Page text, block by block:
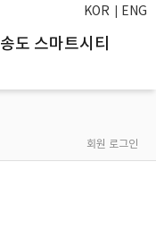
KOR ENG
송도 스마트시티
회원 로그인